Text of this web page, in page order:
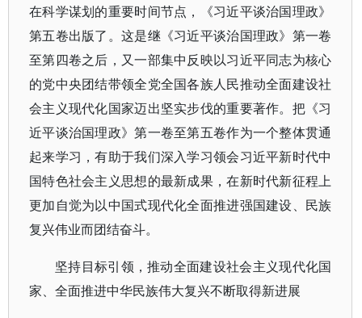
在科学谋划的重要时间节点，《习近平谈治国理政》
第五卷出版了。这是继《习近平谈治国理政》第一卷
至第四卷之后，又一部集中反映以习近平同志为核心
的党中央团结带领全党全国各族人民推动全面建设社
会主义现代化国家迈出坚实步伐的重要著作。把《习
近平谈治国理政》第一卷至第五卷作为一个整体贯通
起来学习，有助于我们深入学习领会习近平新时代中
国特色社会主义思想的最新成果，在新时代新征程上
更加自觉为以中国式现代化全面推进强国建设、民族
复兴伟业而团结奋斗。
坚持目标引领，推动全面建设社会主义现代化国
家、全面推进中华民族伟大复兴不断取得新进展